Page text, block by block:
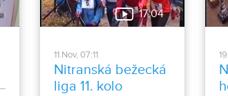
17:04
11.Nov, 07:11
Nitranská bežecká
liga 11. kolo